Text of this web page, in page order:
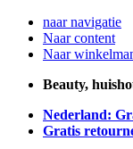
naar navigatie
Naar content
Naar
Beauty,
Nederland:
Gratis